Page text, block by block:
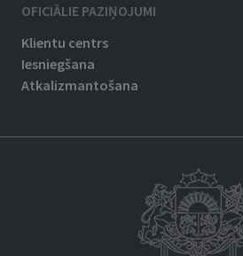
OFICIĀLIE PAZIŅOJUMI
Klientu centrs
Iesniegšana
Atkalizmantošana